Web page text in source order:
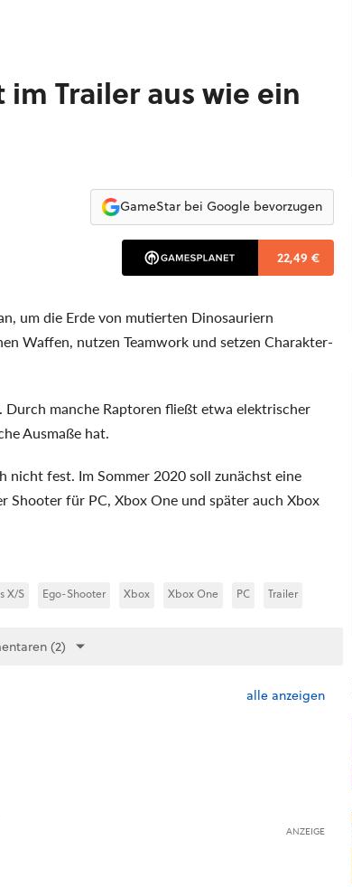
Trailer aus wie ein
GameStar bei Google bevorzugen
22,49 €
um die Erde von mutierten Dinosauriern
Waffen, nutzen Teamwork und setzen Charakter-
manche Raptoren fließt etwa elektrischer
Ausmaße hat.
nicht fest. Im Sommer 2020 soll zunächst eine
Shooter für PC, Xbox One und später auch Xbox
X/S Ego-Shooter Xbox Xbox One PC Trailer
(2)
alle anzeigen
ANZEIGE